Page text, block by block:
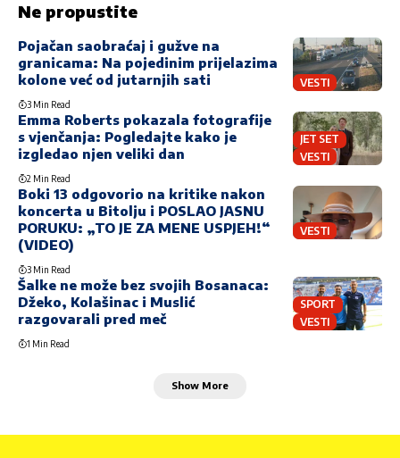
Ne propustite
VESTI
Pojačan saobraćaj i gužve na
granicama: Na pojedinim prijelazima
kolone već od jutarnjih sati
3 Min Read
JET SET
VESTI
Emma Roberts pokazala fotografije
s vjenčanja: Pogledajte kako je
izgledao njen veliki dan
2 Min Read
VESTI
Boki 13 odgovorio na kritike nakon
koncerta u Bitolju i POSLAO JASNU
PORUKU: „TO JE ZA MENE USPJEH!“
(VIDEO)
3 Min Read
SPORT
VESTI
Šalke ne može bez svojih Bosanaca:
Džeko, Kolašinac i Muslić
razgovarali pred meč
1 Min Read
Show More